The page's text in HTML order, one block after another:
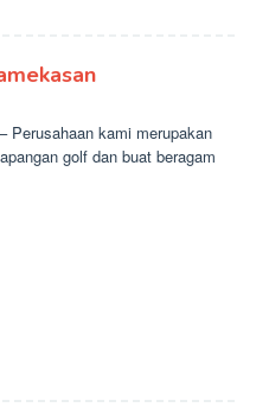
Perusahaan kami merupakan
golf dan buat beragam